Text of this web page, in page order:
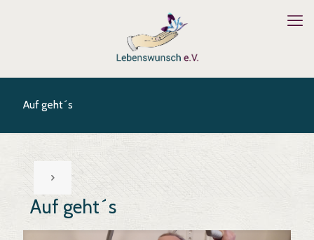
Auf geht´s
Auf geht´s